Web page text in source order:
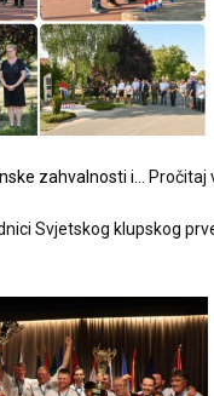
zahvalnosti i… Pročitaj
Svjetskog klupskog